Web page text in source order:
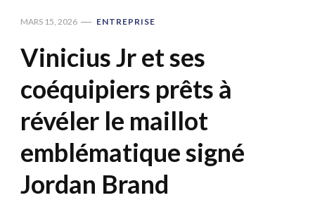
MARS 15, 2026 ENTREPRISE
Vinicius Jr et ses
coéquipiers prêts à
révéler le maillot
emblématique signé
Jordan Brand